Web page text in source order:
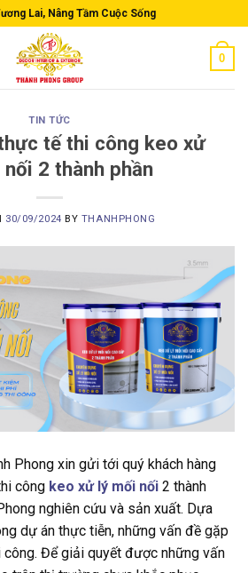
Lai, Nâng Tầm Cuộc Sống
0
TIN TỨC
tế thi công keo xử
2 thành phần
30/09/2024 BY THANHPHONG
Phong xin gửi tới quý khách hàng
công keo xử lý mối nối 2 thành
nghiên cứu và sản xuất. Dựa
dự án thực tiễn, những vấn đề gặp
công. Để giải quyết được những vấn